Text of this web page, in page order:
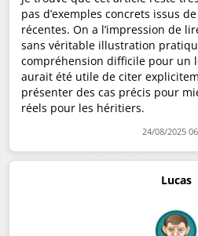
pas d’exemples concrets issus
récentes. On a l’impression de
sans véritable illustration
compréhension difficile pour un
aurait été utile de citer
présenter des cas précis pour
réels pour les héritiers.
24/08/2025
Lucas